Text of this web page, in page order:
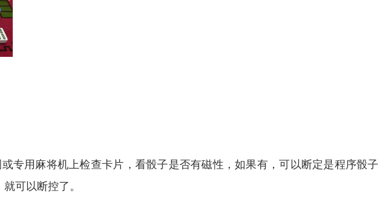
专用麻将机上检查卡片，看骰子是否有磁性，如果有，可以断定是程序骰
可以断控了。